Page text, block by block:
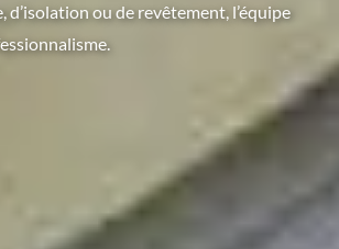
ou de revêtement, l’équipe